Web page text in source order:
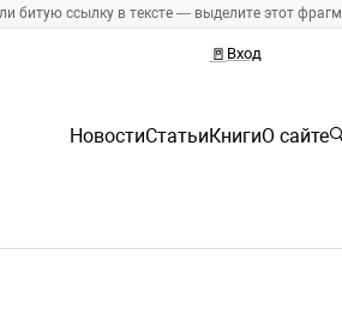
битую ссылку в тексте — выделите этот
🚪 Вход
НовостиСтатьиКнигиО сайте